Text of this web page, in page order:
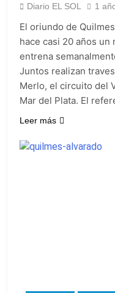
Diario EL SOL 1
El oriundo de
hace casi 20 años
entrena
Juntos realizan
Merlo, el circuito del
Mar del Plata. El
Leer más